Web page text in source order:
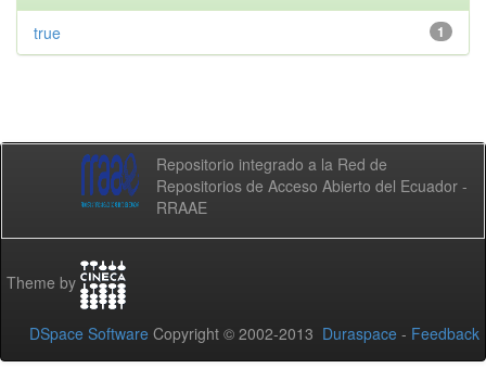
1
true
Repositorio integrado a la Red de
Repositorios de Acceso Abierto del Ecuador -
RRAAE
Theme by
DSpace Software Copyright © 2002-2013 Duraspace - Feedback